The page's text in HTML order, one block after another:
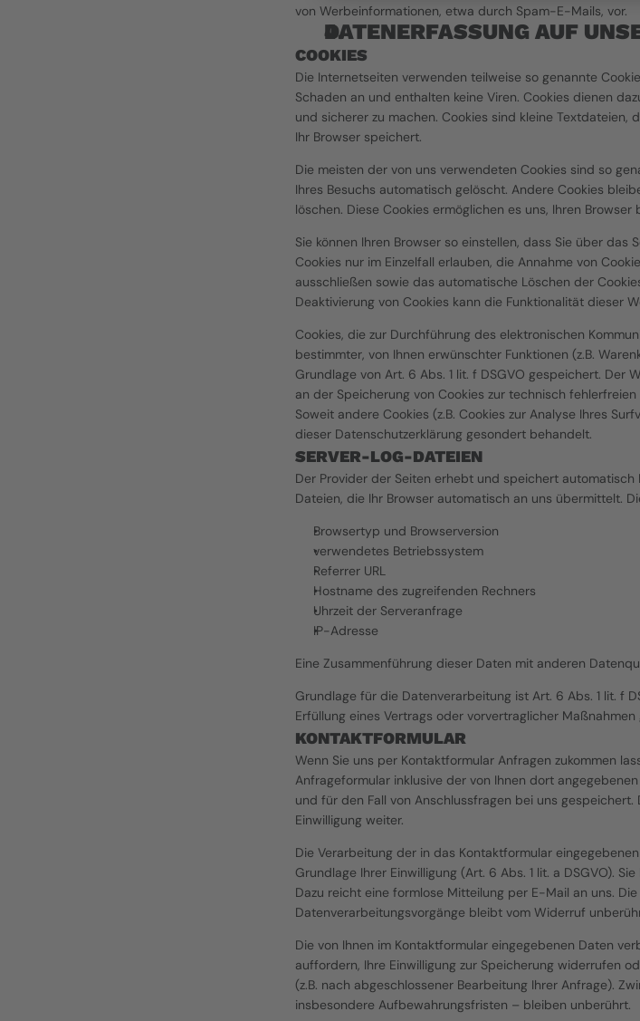
von Werbeinformationen, etwa durch Spam-E-Mails, vor.
DATENERFASSUNG AUF
COOKIES
Die Internetseiten verwenden teilweise so genannte
Schaden an und enthalten keine Viren. Cookies dienen
und sicherer zu machen. Cookies sind kleine
Ihr Browser speichert.
Die meisten der von uns verwendeten Cookies sind so
Ihres Besuchs automatisch gelöscht. Andere Cookies
löschen. Diese Cookies ermöglichen es uns, Ihren
Sie können Ihren Browser so einstellen, dass Sie über das
Cookies nur im Einzelfall erlauben, die Annahme von
ausschließen sowie das automatische Löschen der
Deaktivierung von Cookies kann die Funktionalität dieser
Cookies, die zur Durchführung des elektronischen
bestimmter, von Ihnen erwünschter Funktionen (z.B.
Grundlage von Art. 6 Abs. 1 lit. f DSGVO gespeichert.
an der Speicherung von Cookies zur technisch
Soweit andere Cookies (z.B. Cookies zur Analyse Ihres
dieser Datenschutzerklärung gesondert behandelt.
SERVER-LOG-DATEIEN
Der Provider der Seiten erhebt und speichert
Dateien, die Ihr Browser automatisch an uns übermittelt.
Browsertyp und Browserversion
verwendetes Betriebssystem
Referrer URL
Hostname des zugreifenden Rechners
Uhrzeit der Serveranfrage
IP-Adresse
Eine Zusammenführung dieser Daten mit anderen
Grundlage für die Datenverarbeitung ist Art. 6 Abs. 1 lit. f
Erfüllung eines Vertrags oder vorvertraglicher
KONTAKTFORMULAR
Wenn Sie uns per Kontaktformular Anfragen zukommen
Anfrageformular inklusive der von Ihnen dort
und für den Fall von Anschlussfragen bei uns
Einwilligung weiter.
Die Verarbeitung der in das Kontaktformular
Grundlage Ihrer Einwilligung (Art. 6 Abs. 1 lit. a DSGVO).
Dazu reicht eine formlose Mitteilung per E-Mail an uns.
Datenverarbeitungsvorgänge bleibt vom Widerruf
Die von Ihnen im Kontaktformular eingegebenen Daten
auffordern, Ihre Einwilligung zur Speicherung widerrufen
(z.B. nach abgeschlossener Bearbeitung Ihrer Anfrage).
insbesondere Aufbewahrungsfristen – bleiben unberührt.